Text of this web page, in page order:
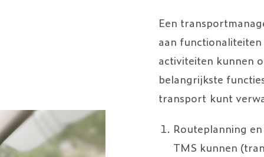
Een
aan
activiteiten kunnen
belangrijkste
transport kunt
Routeplanning
TMS kunnen